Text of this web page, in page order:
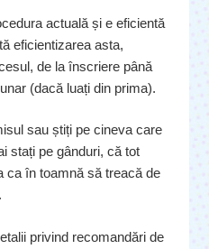
actuală și e eficientă
eficientizarea asta,
de la înscriere până
(dacă luați din prima).
sau știți pe cineva care
stați pe gânduri, că tot
ca în toamnă să treacă de
privind recomandări de